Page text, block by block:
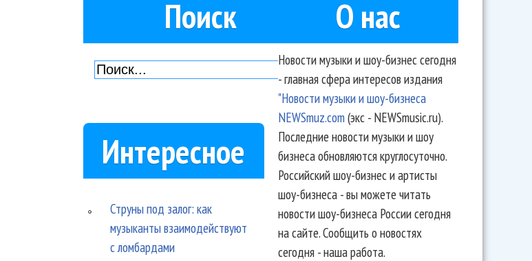
Поиск
Интересное
Струны под залог: как
музыканты взаимодействуют
с ломбардами
О нас
Новости музыки и шоу-бизнес сегодня
- главная сфера интересов издания
"Новости музыки и шоу-бизнеса
NEWSmuz.com(экс - NEWSmusic.ru).
Последние новости музыки и шоу
бизнеса обновляются круглосуточно.
Российский шоу-бизнес и артисты
шоу-бизнеса - вы можете читать
новости шоу-бизнеса России сегодня
на сайте. Сообщить о новостях
сегодня - наша работа.